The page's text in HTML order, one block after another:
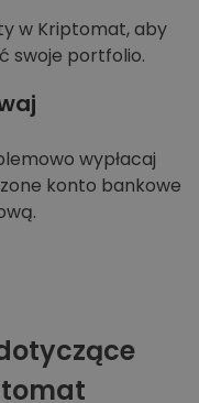
w Kriptomat, aby
swoje portfolio.
wypłacaj
konto bankowe